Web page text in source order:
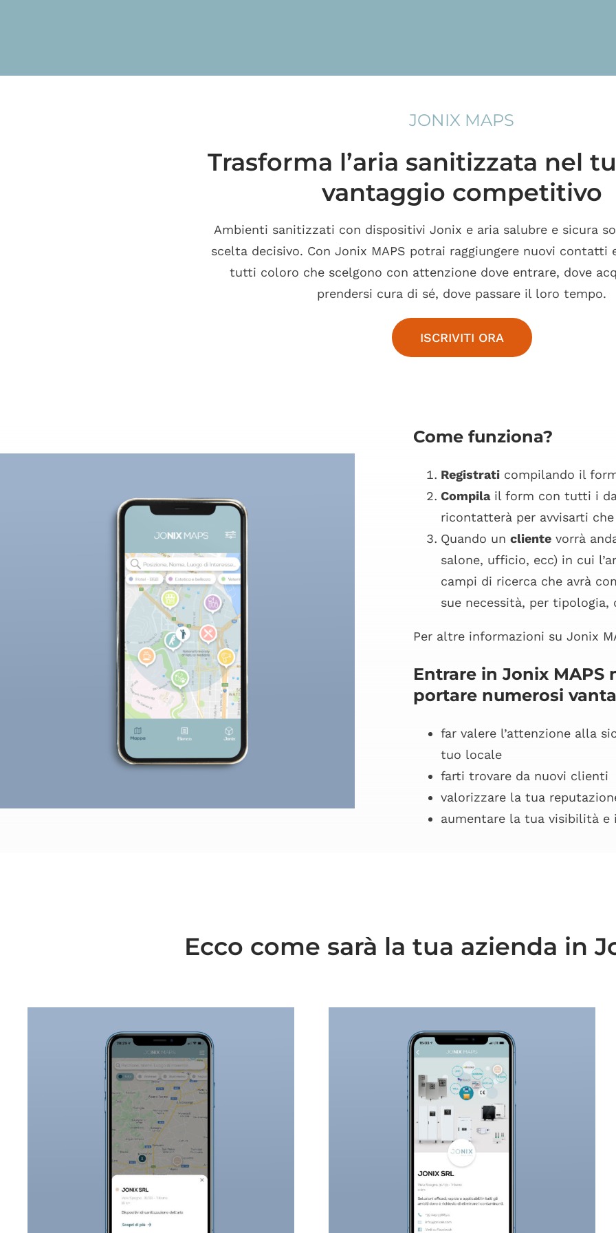
JONIX MAPS
Trasforma l’aria sanitizzata nel
vantaggio competitivo
Ambienti sanitizzati con dispositivi Jonix e aria salubre e sicura
scelta decisivo. Con Jonix MAPS potrai raggiungere nuovi contatti
tutti coloro che scelgono con attenzione dove entrare, dove
prendersi cura di sé, dove passare il loro tempo.
ISCRIVITI ORA
Come funziona?
Registraticompilando il
Compilail form con tutti i
ricontatterà per avvisarti
Quando un clientevorrà
salone, ufficio, ecc) in cui
campi di ricerca che avrà
sue necessità, per tipologia,
Per altre informazioni su Jonix
Entrare in Jonix
portare numerosi
far valere l’attenzione alla
tuo locale
farti trovare da nuovi clienti
valorizzare la tua
aumentare la tua visibilità
Ecco come sarà la tua azienda in